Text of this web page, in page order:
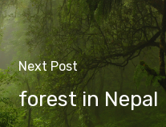
Next Post
forest in Nepal